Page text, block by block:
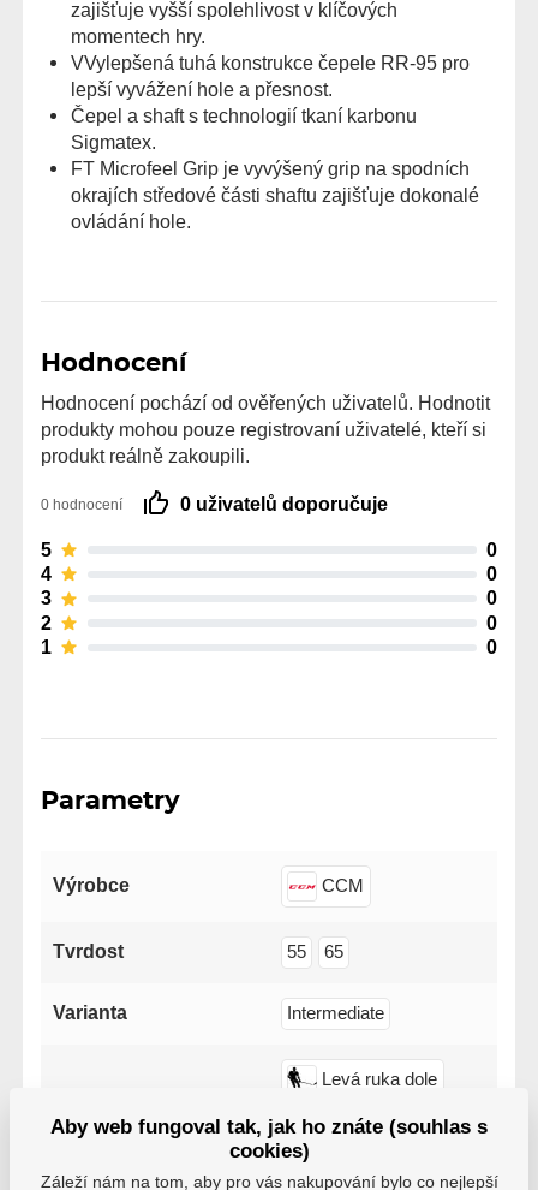
zajišťuje vyšší spolehlivost v klíčových
momentech hry.
VVylepšená tuhá konstrukce čepele RR-95 pro
lepší vyvážení hole a přesnost.
Čepel a shaft s technologií tkaní karbonu
Sigmatex.
FT Microfeel Grip je vyvýšený grip na spodních
okrajích středové části shaftu zajišťuje dokonalé
ovládání hole.
Hodnocení
Hodnocení pochází od ověřených uživatelů. Hodnotit
produkty mohou pouze registrovaní uživatelé, kteří si
produkt reálně zakoupili.
0 hodnocení 0 uživatelů doporučuje
5
0
4
0
3
0
2
0
1
0
Parametry
Výrobce CCM
Tvrdost 55 65
Varianta Intermediate
Levá ruka dole
Pravá ruka dole
Aby web fungoval tak, jak ho znáte (souhlas s
cookies)
Záleží nám na tom, aby pro vás nakupování bylo co nejlepší